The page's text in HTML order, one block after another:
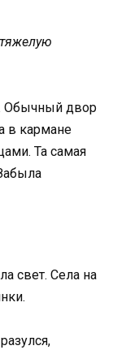
Обычный двор
в кармане
Та самая
свет. Села на